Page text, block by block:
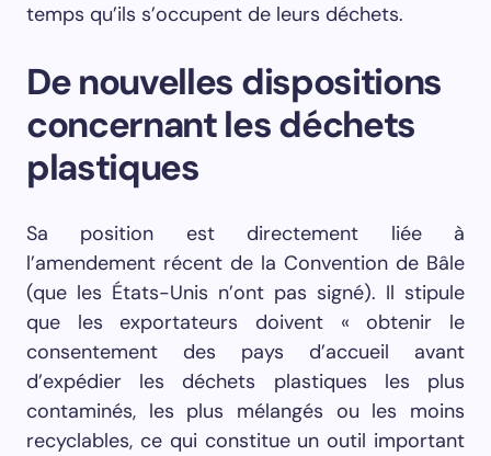
temps qu’ils s’occupent de leurs déchets.
De nouvelles dispositions
concernant les déchets
plastiques
Sa position est directement liée à
l’amendement récent de la Convention de Bâle
(que les États-Unis n’ont pas signé). Il stipule
que les exportateurs doivent « obtenir le
consentement des pays d’accueil avant
d’expédier les déchets plastiques les plus
contaminés, les plus mélangés ou les moins
recyclables, ce qui constitue un outil important